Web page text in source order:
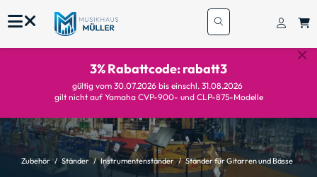
3% Rabattcode: rabatt3
gültig vom 30.07.2026 bis einschl. 31.08.2026
gilt nicht auf Yamaha CVP-900- und CLP-875-Modelle
Zubehör Ständer Instrumentenständer Ständer für Gitarren und Bässe